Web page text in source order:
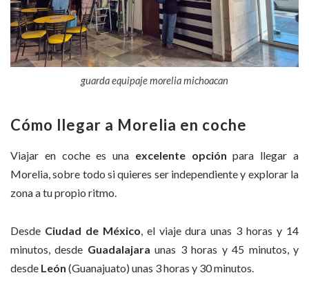
guarda equipaje morelia michoacan
Cómo llegar a Morelia en coche
Viajar en coche es una excelente opción para llegar a
Morelia, sobre todo si quieres ser independiente y explorar la
zona a tu propio ritmo.
Desde Ciudad de México , el viaje dura unas 3 horas y 14
minutos, desde Guadalajara unas 3 horas y 45 minutos, y
desde León (Guanajuato) unas 3 horas y 30 minutos.